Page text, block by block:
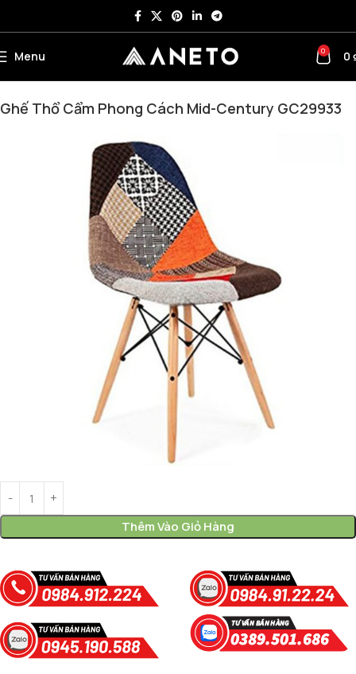
Menu 0 0
Ghế Thổ Cẩm Phong Cách Mid-Century GC29933
Thêm Vào Giỏ Hàng